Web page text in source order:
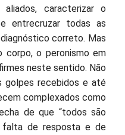
caracterizar o
entrecruzar todas as
correto. Mas
corpo, o peronismo em
neste sentido. Não
golpes recebidos e até
complexados como
de que “todos são
falta de resposta e de